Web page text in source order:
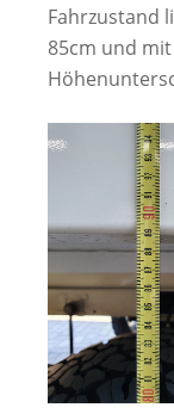
Fahrzustand
85cm und mit